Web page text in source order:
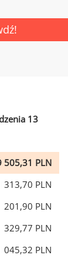
13
505,31 PLN
313,70 PLN
201,90 PLN
329,77 PLN
045,32 PLN